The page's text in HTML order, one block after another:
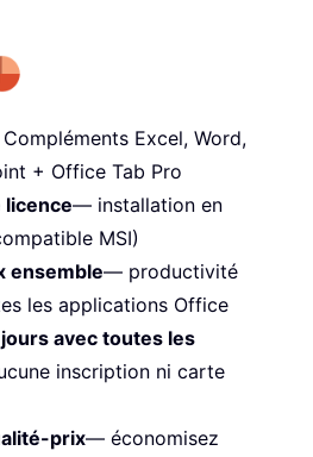
Excel, Word,
+ Office Tab Pro
licence— installation en
MSI)
ensemble— productivité
les applications Office
avec toutes les
inscription ni carte
prix— économisez